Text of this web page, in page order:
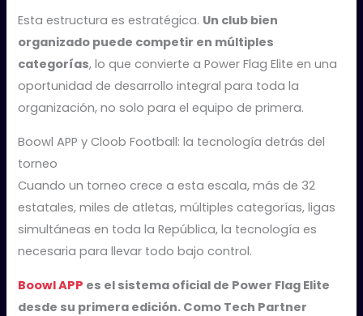
Esta estructura es estratégica. Un club bien
organizado puede competir en múltiples
categorías, lo que convierte a Power Flag Elite en una
oportunidad de desarrollo integral para toda la
organización, no solo para el equipo de primera.
Boowl APP y Cloob Football: la tecnología detrás del
torneo
Cuando un torneo crece a esta escala, más de 32
estatales, miles de atletas, múltiples categorías, ligas
simultáneas en toda la República, la tecnología es
necesaria para llevar todo bajo control.
Boowl APP es el sistema oficial de Power Flag Elite
desde su primera edición. Como Tech Partner